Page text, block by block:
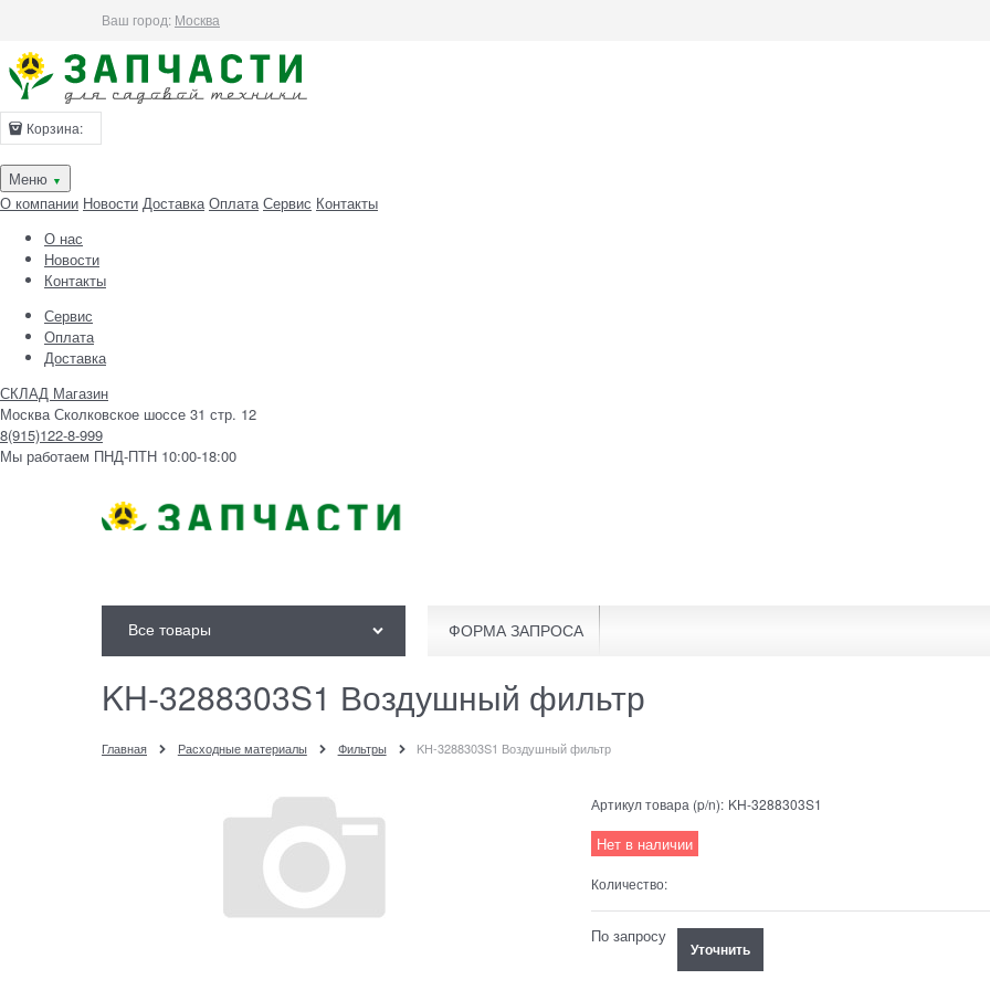
Ваш город: Москва
Корзина:
Меню ▼
О компании Новости Доставка Оплата Сервис Контакты
О нас
Новости
Контакты
Сервис
Оплата
Доставка
СКЛАД Магазин
Москва Сколковское шоссе 31 стр. 12
8(915)122-8-999
Мы работаем ПНД-ПТН 10:00-18:00
Все товары ФОРМА ЗАПРОСА
KH-3288303S1 Воздушный фильтр
Главная Расходные материалы Фильтры KH-3288303S1 Воздушный фильтр
Артикул товара (p/n): KH-3288303S1
Нет в наличии
Количество:
По запросу
Уточнить